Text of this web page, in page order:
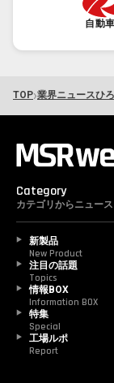
自動
TOP›業界ニュースひ
Category
カテゴリからニュー
新製品
New Product
注目の話題
Topics
情報BOX
Information BOX
特集
Special
工場ルポ
Report